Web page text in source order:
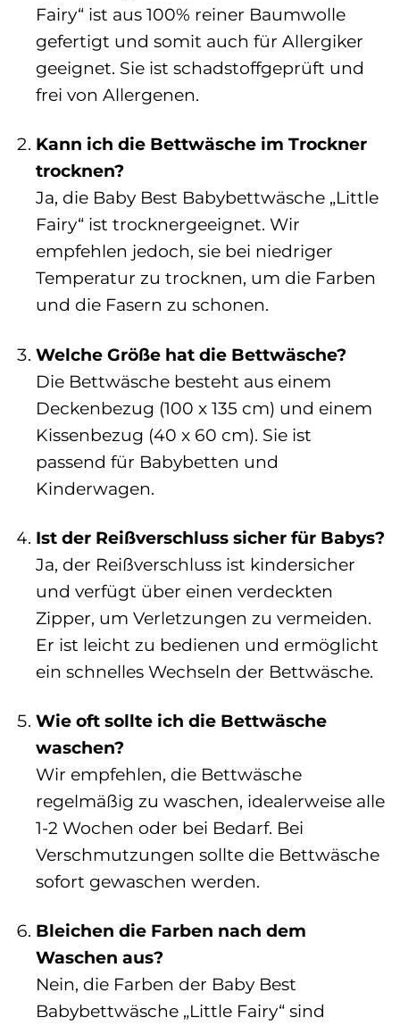
Fairy“ ist aus 100% reiner Baumwolle
gefertigt und somit auch für Allergiker
geeignet. Sie ist schadstoffgeprüft und
frei von Allergenen.
Kann ich die Bettwäsche im Trockner
trocknen?
Ja, die Baby Best Babybettwäsche „Little
Fairy“ ist trocknergeeignet. Wir
empfehlen jedoch, sie bei niedriger
Temperatur zu trocknen, um die Farben
und die Fasern zu schonen.
Welche Größe hat die Bettwäsche?
Die Bettwäsche besteht aus einem
Deckenbezug (100 x 135 cm) und einem
Kissenbezug (40 x 60 cm). Sie ist
passend für Babybetten und
Kinderwagen.
Ist der Reißverschluss sicher für Babys?
Ja, der Reißverschluss ist kindersicher
und verfügt über einen verdeckten
Zipper, um Verletzungen zu vermeiden.
Er ist leicht zu bedienen und ermöglicht
ein schnelles Wechseln der Bettwäsche.
Wie oft sollte ich die Bettwäsche
waschen?
Wir empfehlen, die Bettwäsche
regelmäßig zu waschen, idealerweise alle
1-2 Wochen oder bei Bedarf. Bei
Verschmutzungen sollte die Bettwäsche
sofort gewaschen werden.
Bleichen die Farben nach dem
Waschen aus?
Nein, die Farben der Baby Best
Babybettwäsche „Little Fairy“ sind